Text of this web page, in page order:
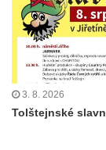
3. 8. 2026
Tolštejnské